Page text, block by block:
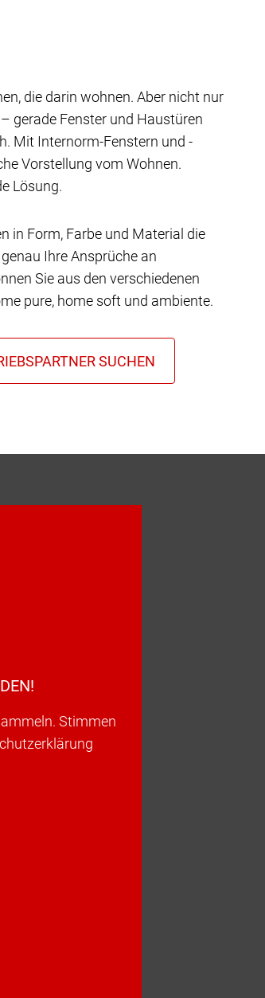
die darin wohnen. Aber nicht nur
gerade Fenster und Haustüren
Mit Internorm-Fenstern und -
Vorstellung vom Wohnen.
Lösung.
in Form, Farbe und Material die
Ihre Ansprüche an
Sie aus den verschiedenen
pure, home soft und ambiente.
Stimmen